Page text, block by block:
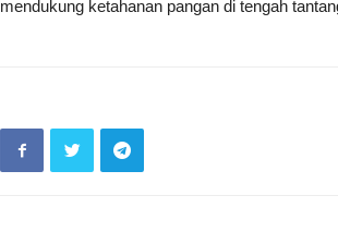
mendukung ketahanan pangan di tengah